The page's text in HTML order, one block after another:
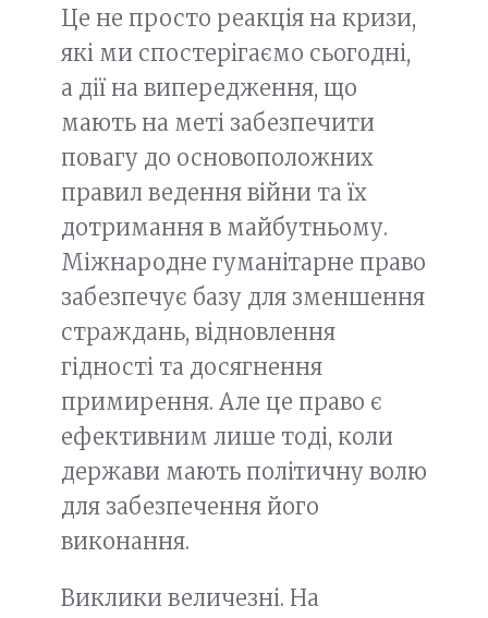
Це не просто реакція на кризи,
які ми спостерігаємо сьогодні,
а дії на випередження, що
мають на меті забезпечити
повагу до основоположних
правил ведення війни та їх
дотримання в майбутньому.
Міжнародне гуманітарне право
забезпечує базу для зменшення
страждань, відновлення
гідності та досягнення
примирення. Але це право є
ефективним лише тоді, коли
держави мають політичну волю
для забезпечення його
виконання.
Виклики величезні. На